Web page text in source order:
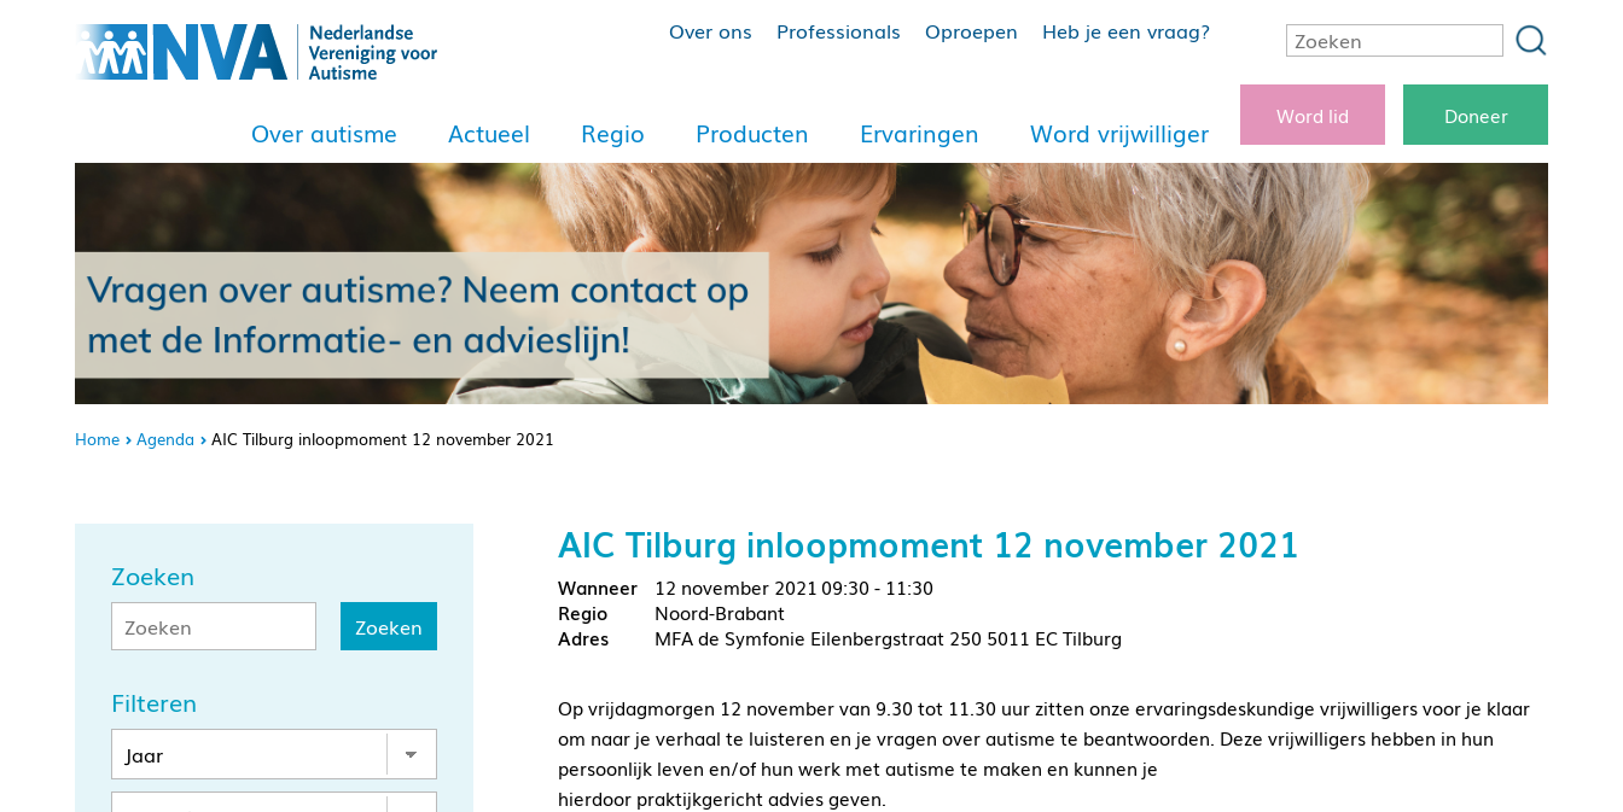
Over ons Professionals Oproepen Heb je een vraag?
Over autisme Actueel Regio Producten Ervaringen Word vrijwilliger
Word lid Doneer
Home Agenda AIC Tilburg inloopmoment 12 november 2021
Zoeken
Filteren
AIC Tilburg inloopmoment 12 november 2021
12 november 2021 09:30 - 11:30
Noord-Brabant
MFA de Symfonie Eilenbergstraat 250 5011 EC Tilburg
Op vrijdagmorgen 12 november van 9.30 tot 11.30 uur zitten onze ervaringsdeskundige vrijwilligers voor je klaar
om naar je verhaal te luisteren en je vragen over autisme te beantwoorden. Deze vrijwilligers hebben in hun
persoonlijk leven en/of hun werk met autisme te maken en kunnen je
hierdoor praktijkgericht advies geven.